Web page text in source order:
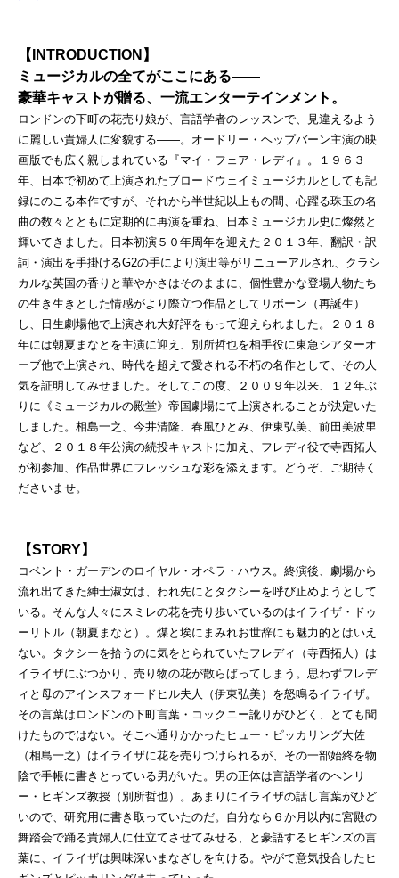
【INTRODUCTION】
ミュージカルの全てがここにある――
豪華キャストが贈る、一流エンターテインメント。
ロンドンの下町の花売り娘が、言語学者のレッスンで、見違えるよう
に麗しい貴婦人に変貌する――。オードリー・ヘップバーン主演の映
画版でも広く親しまれている『マイ・フェア・レディ』。１９６３
年、日本で初めて上演されたブロードウェイミュージカルとしても記
録にのこる本作ですが、それから半世紀以上もの間、心躍る珠玉の名
曲の数々とともに定期的に再演を重ね、日本ミュージカル史に燦然と
輝いてきました。日本初演５０年周年を迎えた２０１３年、翻訳・訳
詞・演出を手掛けるG2の手により演出等がリニューアルされ、クラシ
カルな英国の香りと華やかさはそのままに、個性豊かな登場人物たち
の生き生きとした情感がより際立つ作品としてリボーン（再誕生）
し、日生劇場他で上演され大好評をもって迎えられました。２０１８
年には朝夏まなとを主演に迎え、別所哲也を相手役に東急シアターオ
ーブ他で上演され、時代を超えて愛される不朽の名作として、その人
気を証明してみせました。そしてこの度、２００９年以来、１２年ぶ
りに《ミュージカルの殿堂》帝国劇場にて上演されることが決定いた
しました。相島一之、今井清隆、春風ひとみ、伊東弘美、前田美波里
など、２０１８年公演の続投キャストに加え、フレディ役で寺西拓人
が初参加、作品世界にフレッシュな彩を添えます。どうぞ、ご期待く
ださいませ。
【STORY】
コベント・ガーデンのロイヤル・オペラ・ハウス。終演後、劇場から
流れ出てきた紳士淑女は、われ先にとタクシーを呼び止めようとして
いる。そんな人々にスミレの花を売り歩いているのはイライザ・ドゥ
ーリトル（朝夏まなと）。煤と埃にまみれお世辞にも魅力的とはいえ
ない。タクシーを拾うのに気をとられていたフレディ（寺西拓人）は
イライザにぶつかり、売り物の花が散らばってしまう。思わずフレデ
ィと母のアインスフォードヒル夫人（伊東弘美）を怒鳴るイライザ。
その言葉はロンドンの下町言葉・コックニー訛りがひどく、とても聞
けたものではない。そこへ通りかかったヒュー・ピッカリング大佐
（相島一之）はイライザに花を売りつけられるが、その一部始終を物
陰で手帳に書きとっている男がいた。男の正体は言語学者のヘンリ
ー・ヒギンズ教授（別所哲也）。あまりにイライザの話し言葉がひど
いので、研究用に書き取っていたのだ。自分なら６か月以内に宮殿の
舞踏会で踊る貴婦人に仕立てさせてみせる、と豪語するヒギンズの言
葉に、イライザは興味深いまなざしを向ける。やがて意気投合したヒ